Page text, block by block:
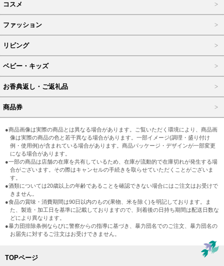
コスメ
ファッション
リビング
ベビー・キッズ
お香典返し・ご返礼品
商品券
●商品画像は実際の商品とは異なる場合があります。ご覧いただく環境により、商品画
像は実際の商品の色と若干異なる場合があります。一部イメージ(調理・盛り付け
例・使用例)が含まれている場合があります。商品パッケージ・デザインが一部変更
になる場合があります。
●一部の商品は店舗の在庫を共有しているため、在庫が流動的で在庫切れが発生する場
合がございます。その際はキャンセルの手続きを取らせていただくことがございま
す。
●酒類については20歳以上の年齢であることを確認できない場合にはご注文はお受けで
きません。
●食品の賞味・消費期間は90日以内のもの(果物、米を除く)を明記しております。ま
た、製造・加工日を基準に記載しておりますので、到着後の日持ち期間は配送日数な
どにより異なります。
●暴力団排除条例ならびに警察からの指導に基づき、暴力団名でのご注文、暴力団名の
お届先に対するご注文はお受けできません。
TOPページ